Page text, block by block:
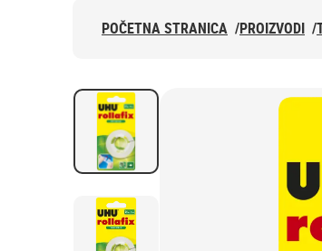
POČETNA STRANICA /PROIZVODI /